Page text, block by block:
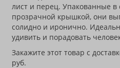
лист и перец. Упакованные в
прозрачной крышкой, они
солидно и иронично.
удивить и порадовать
Закажите этот товар с
руб.